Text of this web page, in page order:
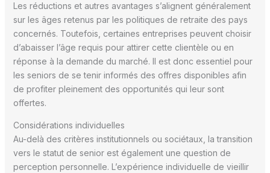
Les réductions et autres avantages s’alignent généralement
sur les âges retenus par les politiques de retraite des pays
concernés. Toutefois, certaines entreprises peuvent choisir
d’abaisser l’âge requis pour attirer cette clientèle ou en
réponse à la demande du marché. Il est donc essentiel pour
les seniors de se tenir informés des offres disponibles afin
de profiter pleinement des opportunités qui leur sont
offertes.
Considérations individuelles
Au-delà des critères institutionnels ou sociétaux, la transition
vers le statut de senior est également une question de
perception personnelle. L’expérience individuelle de vieillir